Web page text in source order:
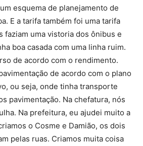
esquema de planejamento de
E a tarifa também foi uma tarifa
faziam uma vistoria dos ônibus e
boa casada com uma linha ruim.
de acordo com o rendimento.
de acordo com o plano
ou seja, onde tinha transporte
pavimentação. Na chefatura, nós
Na prefeitura, eu ajudei muito a
o Cosme e Damião, os dois
pelas ruas. Criamos muita coisa